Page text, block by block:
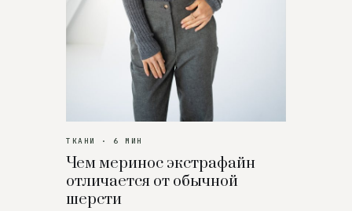
ТКАНИ · 6 МИН
Чем меринос экстрафайн
отличается от обычной
шерсти